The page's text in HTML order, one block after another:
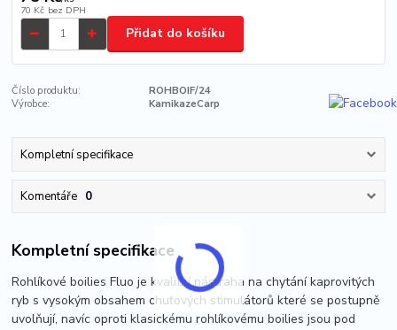
70 Kč bez DPH
Přidat do košíku
Číslo produktu:
ROHBOIF/24
Výrobce:
KamikazeCarp
Kompletní specifikace
Komentáře 0
Kompletní specifikace
Rohlíkové boilies Fluo je kvalitní nástraha na chytání kaprovitých
ryb s vysokým obsahem chuťových stimulátorů které se postupně
uvolňují, navíc oproti klasickému rohlíkovému boilies jsou pod